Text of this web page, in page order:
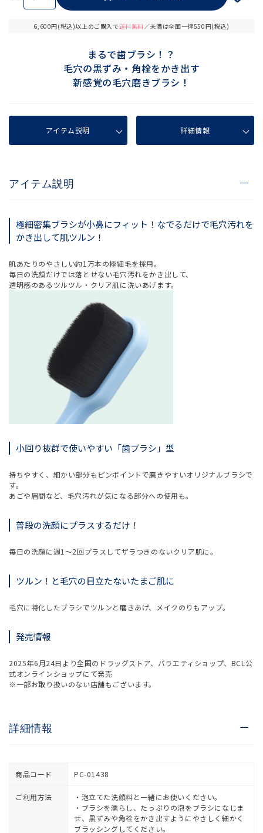
6,600円(税込)以上のご購入で送料無料／未満は全国一律550円(税込)
まるで歯ブラシ！？
毛穴の黒ずみ・角栓をかき出す
新感覚の毛穴磨きブラシ！
アイテム説明 詳細情報
アイテム説明
極細密集ブラシが小鼻にフィット！なでるだけで毛穴汚れを
かき出して肌ツルン！
肌あたりのやさしい約1万本の極細毛を採用。
毎日の洗顔だけでは落とせない毛穴汚れをかき出して、
透明感のあるツルツル・クリア肌に洗いあげます。
小回り抜群で使いやすい「歯ブラシ」型
持ちやすく、細かい部分もピンポイントで磨きやすいオリジナルブラシで
す。
あごや眉間など、毛穴汚れが気になる部分への使用も。
普段の洗顔にプラスするだけ！
毎日の洗顔に週1～2回プラスしてザラつきのないクリア肌に。
ツルン！と毛穴の目立たないたまご肌に
毛穴に特化したブラシでツルンと磨きあげ、メイクのりもアップ。
発売情報
2025年6月24日より全国のドラッグストア、バラエティショップ、BCL公
式オンラインショップにて発売
※一部お取り扱いのない店舗もございます。
詳細情報
商品コード PC-01438
ご利用方法
・泡立てた洗顔料と一緒にお使いください。
・ブラシを濡らし、たっぷりの泡をブラシになじま
せ、黒ずみや角栓をかき出すようにやさしく細かく
ブラッシングしてください。